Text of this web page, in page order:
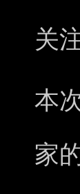
关
本
家